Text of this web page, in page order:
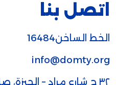
اتصل بنا
الخط الساخن16484
info@domty.org